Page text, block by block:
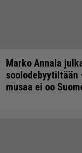
Marko Annala
soolodebyytiltään
musaa ei oo